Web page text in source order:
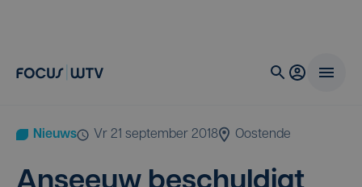
Nieuws vr 21 september 2018 Oostende